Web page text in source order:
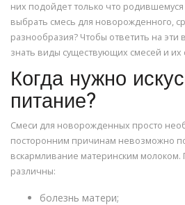
них подойдет только что
выбрать смесь для новорожденного,
разнообразия? Чтобы ответить на
знать виды существующих смесей и их
Когда нужно
питание?
Смеси для новорожденных просто
посторонним причинам невозможно
вскармливание материнским молоком.
различны:
болезнь матери;